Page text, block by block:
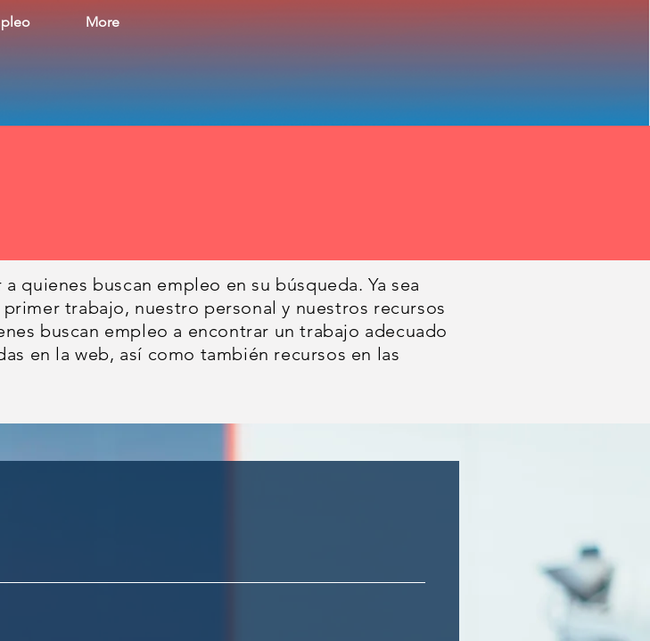
More
quienes buscan empleo en su búsqueda. Ya sea
trabajo, nuestro personal y nuestros recursos
buscan empleo a encontrar un trabajo adecuado
en la web, así como también recursos en las